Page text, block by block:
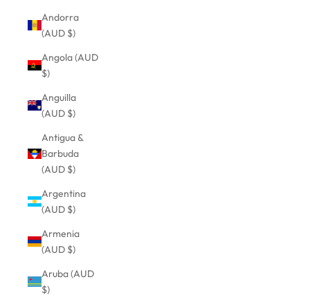
Andorra
(AUD $)
Angola (AUD
$)
Anguilla
(AUD $)
Antigua &
Barbuda
(AUD $)
Argentina
(AUD $)
Armenia
(AUD $)
Aruba (AUD
$)